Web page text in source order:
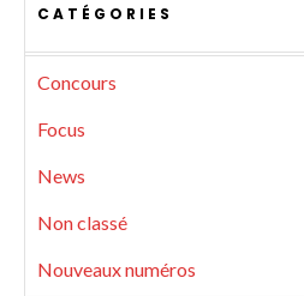
CATÉGORIES
Concours
Focus
News
Non classé
Nouveaux numéros